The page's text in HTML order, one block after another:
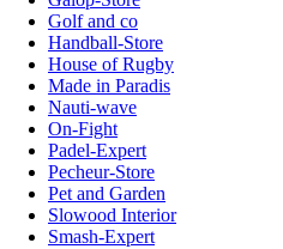
Golf and co
Handball-Store
House of Rugby
Made in Paradis
Nauti-wave
On-Fight
Padel-Expert
Pecheur-Store
Pet and Garden
Slowood Interior
Smash-Expert